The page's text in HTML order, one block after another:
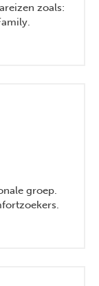
zoals:
groep.